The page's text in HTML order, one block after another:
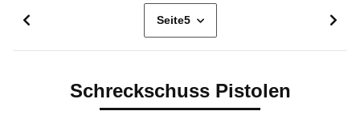
Seite5
Schreckschuss Pistolen